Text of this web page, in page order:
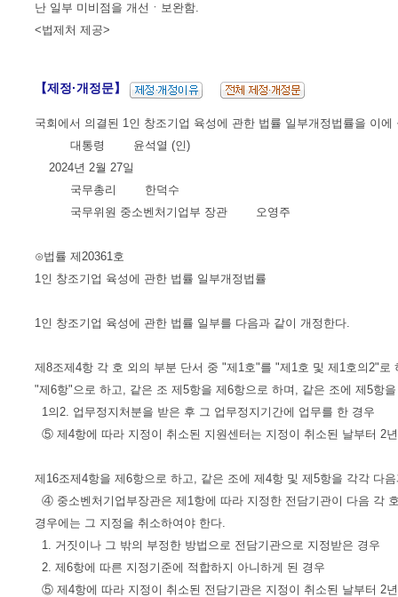
난 일부 미비점을 개선ㆍ보완함.
<법제처 제공>
【제정·개정문】
국회에서 의결된 1인 창조기업 육성에 관한 법률 일부개정법률을 이에
대통령 윤석열 (인)
2024년 2월 27일
국무총리 한덕수
국무위원 중소벤처기업부 장관 오영주
⊙법률 제20361호
1인 창조기업 육성에 관한 법률 일부개정법률
1인 창조기업 육성에 관한 법률 일부를 다음과 같이 개정한다.
제8조제4항 각 호 외의 부분 단서 중 "제1호"를 "제1호 및 제1호의2"
"제6항"으로 하고, 같은 조 제5항을 제6항으로 하며, 같은 조에 제5항
1의2. 업무정지처분을 받은 후 그 업무정지기간에 업무를 한 경우
⑤ 제4항에 따라 지정이 취소된 지원센터는 지정이 취소된 날부터 2
제16조제4항을 제6항으로 하고, 같은 조에 제4항 및 제5항을 각각 다
④ 중소벤처기업부장관은 제1항에 따라 지정한 전담기관이 다음 각
경우에는 그 지정을 취소하여야 한다.
1. 거짓이나 그 밖의 부정한 방법으로 전담기관으로 지정받은 경우
2. 제6항에 따른 지정기준에 적합하지 아니하게 된 경우
⑤ 제4항에 따라 지정이 취소된 전담기관은 지정이 취소된 날부터 2